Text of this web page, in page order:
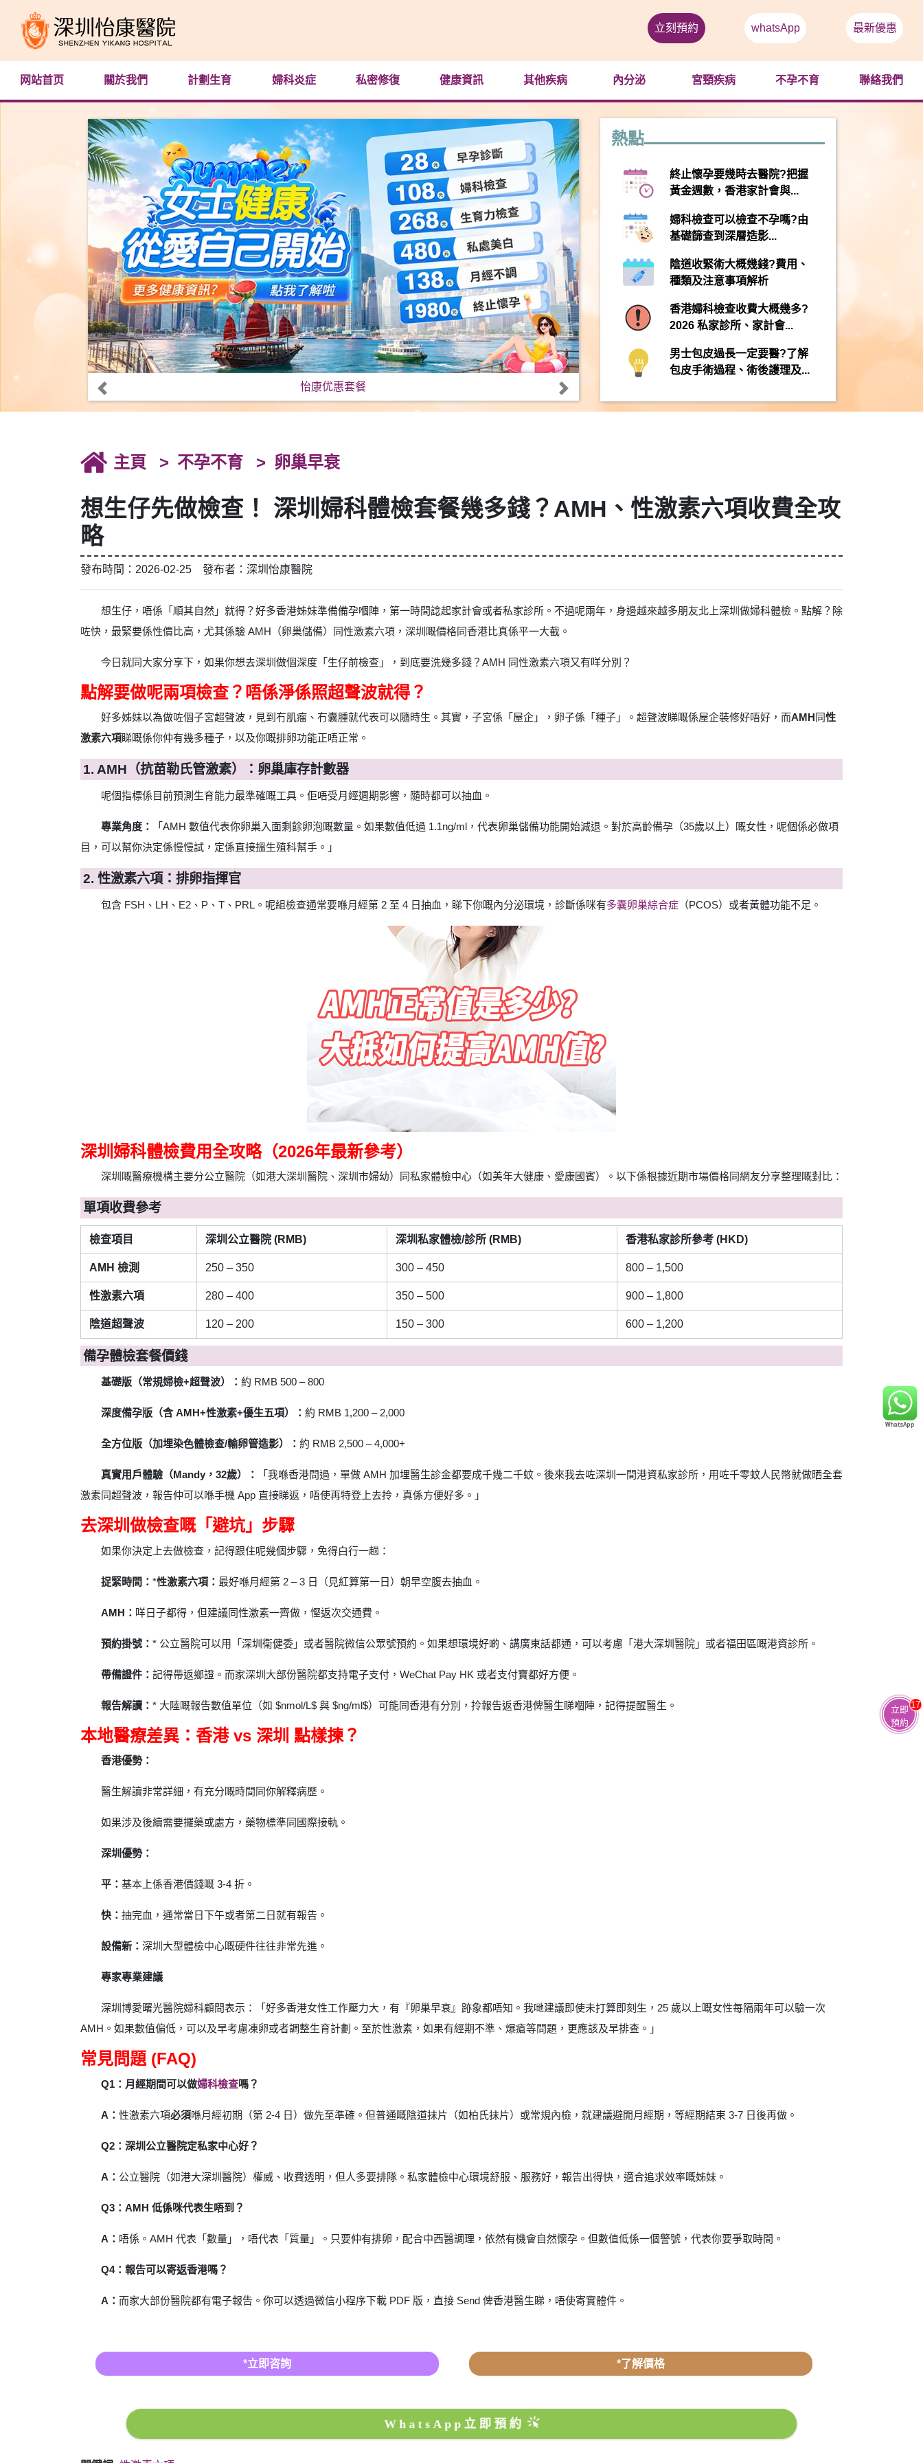
立刻預約 whatsApp 最新優惠
网站首页 關於我們 計劃生育 婦科炎症 私密修復 健康資訊 其他疾病 內分泌 宮頸疾病 不孕不育 聯絡我們
怡康优惠套餐
熱點
終止懷孕要幾時去醫院?把握
黃金週數，香港家計會與...
婦科檢查可以檢查不孕嗎?由
基礎篩查到深層造影...
陰道收緊術大概幾錢?費用、
種類及注意事項解析
香港婦科檢查收費大概幾多?
2026 私家診所、家計會...
男士包皮過長一定要醫?了解
包皮手術過程、術後護理及...
主頁 不孕不育 卵巢早衰
想生仔先做檢查！ 深圳婦科體檢套餐幾多錢？AMH、性激素六項收費全攻
略
發布時間：2026-02-25 發布者：深圳怡康醫院
想生仔，唔係「順其自然」就得？好多香港姊妹準備備孕嗰陣，第一時間諗起家計會或者私家診所。不過呢兩年，身邊越來越多朋友北上深圳做婦科體檢。點解？除
咗快，最緊要係性價比高，尤其係驗 AMH（卵巢儲備）同性激素六項，深圳嘅價格同香港比真係平一大截。
今日就同大家分享下，如果你想去深圳做個深度「生仔前檢查」，到底要洗幾多錢？AMH 同性激素六項又有咩分別？
點解要做呢兩項檢查？唔係淨係照超聲波就得？
好多姊妹以為做咗個子宮超聲波，見到冇肌瘤、冇囊腫就代表可以隨時生。其實，子宮係「屋企」，卵子係「種子」。超聲波睇嘅係屋企裝修好唔好，而AMH同性
激素六項睇嘅係你仲有幾多種子，以及你嘅排卵功能正唔正常。
1. AMH（抗苗勒氏管激素）：卵巢庫存計數器
呢個指標係目前預測生育能力最準確嘅工具。佢唔受月經週期影響，隨時都可以抽血。
專業角度：
「AMH 數值代表你卵巢入面剩餘卵泡嘅數量。如果數值低過 1.1ng/ml，代表卵巢儲備功能開始減退。對於高齡備孕（35歲以上）嘅女性，呢個係必做項
目，可以幫你決定係慢慢試，定係直接搵生殖科幫手。」
2. 性激素六項：排卵指揮官
包含 FSH、LH、E2、P、T、PRL。呢組檢查通常要喺月經第 2 至 4 日抽血，睇下你嘅內分泌環境，診斷係咪有多囊卵巢綜合症 （PCOS）或者黃體功能不足。
深圳婦科體檢費用全攻略（2026年最新參考）
深圳嘅醫療機構主要分公立醫院（如港大深圳醫院、深圳市婦幼）同私家體檢中心（如美年大健康、愛康國賓）。以下係根據近期市場價格同網友分享整理嘅對比：
單項收費參考
檢查項目 深圳公立醫院 (RMB) 深圳私家體檢/診所 (RMB) 香港私家診所參考 (HKD)
AMH 檢測 250 – 350 300 – 450 800 – 1,500
性激素六項 280 – 400 350 – 500 900 – 1,800
陰道超聲波 120 – 200 150 – 300 600 – 1,200
備孕體檢套餐價錢
基礎版（常規婦檢+超聲波）： 約 RMB 500 – 800
深度備孕版（含 AMH+性激素+優生五項）： 約 RMB 1,200 – 2,000
全方位版（加埋染色體檢查/輸卵管造影）： 約 RMB 2,500 – 4,000+
真實用戶體驗（Mandy，32歲）：
「我喺香港問過，單做 AMH 加埋醫生診金都要成千幾二千蚊。後來我去咗深圳一間港資私家診所，用咗千零蚊人民幣就做晒全套
激素同超聲波，報告仲可以喺手機 App 直接睇返，唔使再特登上去拎，真係方便好多。」
去深圳做檢查嘅「避坑」步驟
如果你決定上去做檢查，記得跟住呢幾個步驟，免得白行一趟：
捉緊時間： *性激素六項： 最好喺月經第 2 – 3 日（見紅算第一日）朝早空腹去抽血。
AMH： 咩日子都得，但建議同性激素一齊做，慳返次交通費。
預約掛號： * 公立醫院可以用「深圳衛健委」或者醫院微信公眾號預約。如果想環境好啲、講廣東話都通，可以考慮「港大深圳醫院」或者福田區嘅港資診所。
帶備證件： 記得帶返鄉證。而家深圳大部份醫院都支持電子支付，WeChat Pay HK 或者支付寶都好方便。
報告解讀： * 大陸嘅報告數值單位（如 $nmol/L$ 與 $ng/ml$）可能同香港有分別，拎報告返香港俾醫生睇嗰陣，記得提醒醫生。
本地醫療差異：香港 vs 深圳 點樣揀？
香港優勢：
醫生解讀非常詳細，有充分嘅時間同你解釋病歷。
如果涉及後續需要攞藥或處方，藥物標準同國際接軌。
深圳優勢：
平： 基本上係香港價錢嘅 3-4 折。
快： 抽完血，通常當日下午或者第二日就有報告。
設備新： 深圳大型體檢中心嘅硬件往往非常先進。
專家專業建議
深圳博愛曙光醫院婦科顧問表示：「好多香港女性工作壓力大，有『卵巢早衰』跡象都唔知。我哋建議即使未打算即刻生，25 歲以上嘅女性每隔兩年可以驗一次
AMH。如果數值偏低，可以及早考慮凍卵或者調整生育計劃。至於性激素，如果有經期不準、爆瘡等問題，更應該及早排查。」
常見問題 (FAQ)
Q1：月經期間可以做婦科檢查嗎？
A： 性激素六項必須喺月經初期（第 2-4 日）做先至準確。但普通嘅陰道抹片（如柏氏抹片）或常規內檢，就建議避開月經期，等經期結束 3-7 日後再做。
Q2：深圳公立醫院定私家中心好？
A： 公立醫院（如港大深圳醫院）權威、收費透明，但人多要排隊。私家體檢中心環境舒服、服務好，報告出得快，適合追求效率嘅姊妹。
Q3：AMH 低係咪代表生唔到？
A： 唔係。AMH 代表「數量」，唔代表「質量」。只要仲有排卵，配合中西醫調理，依然有機會自然懷孕。但數值低係一個警號，代表你要爭取時間。
Q4：報告可以寄返香港嗎？
A： 而家大部份醫院都有電子報告。你可以透過微信小程序下載 PDF 版，直接 Send 俾香港醫生睇，唔使寄實體件。
*立即咨詢 *了解價格
WhatsApp立即預約
立即
預約
17